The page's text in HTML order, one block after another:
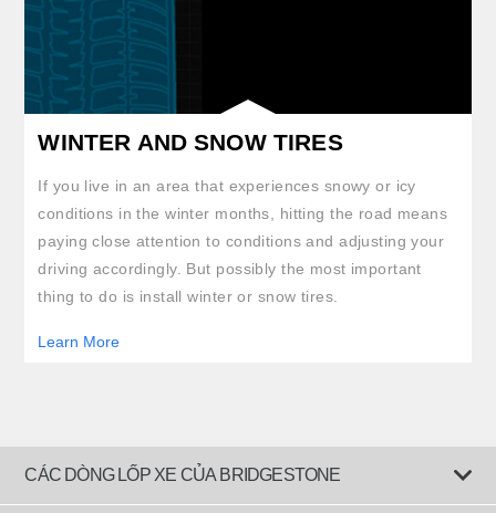
WINTER AND SNOW TIRES
If you live in an area that experiences snowy or icy
conditions in the winter months, hitting the road means
paying close attention to conditions and adjusting your
driving accordingly. But possibly the most important
thing to do is install winter or snow tires.
Learn More
CÁC DÒNG LỐP XE CỦA BRIDGESTONE